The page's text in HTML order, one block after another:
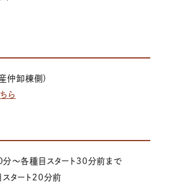
仲卸棟側)
ら
～各種目スタート30分前まで
タート20分前